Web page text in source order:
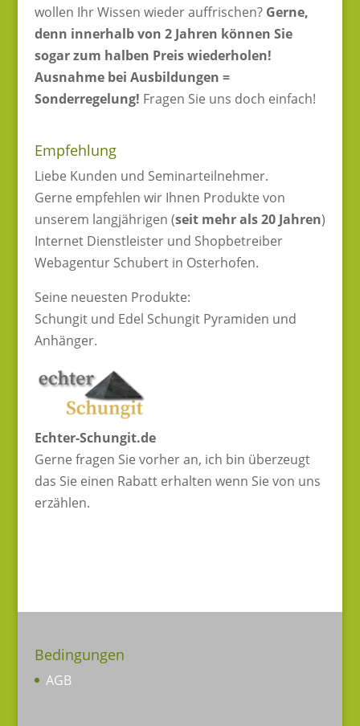
wollen Ihr Wissen wieder auffrischen? Gerne,
denn innerhalb von 2 Jahren können Sie
sogar zum halben Preis wiederholen!
Ausnahme bei Ausbildungen =
Sonderregelung! Fragen Sie uns doch einfach!
Empfehlung
Liebe Kunden und Seminarteilnehmer.
Gerne empfehlen wir Ihnen Produkte von
unserem langjährigen (seit mehr als 20 Jahren)
Internet Dienstleister und Shopbetreiber
Webagentur Schubert in Osterhofen.
Seine neuesten Produkte:
Schungit und Edel Schungit Pyramiden und
Anhänger.
Echter-Schungit.de
Gerne fragen Sie vorher an, ich bin überzeugt
das Sie einen Rabatt erhalten wenn Sie von uns
erzählen.
Bedingungen
AGB